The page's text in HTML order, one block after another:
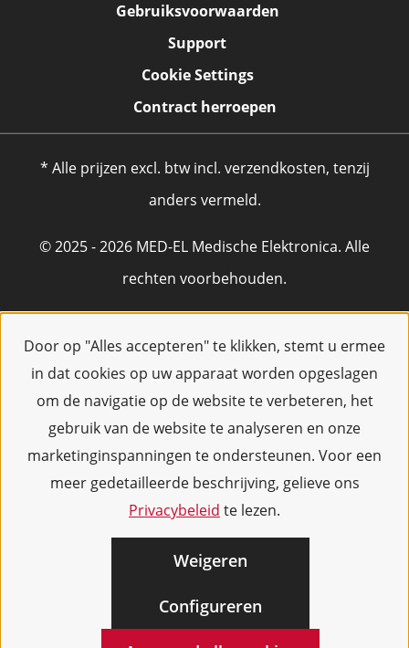
Door op "Alles accepteren" te klikken, stemt u ermee
in dat cookies op uw apparaat worden opgeslagen
om de navigatie op de website te verbeteren, het
gebruik van de website te analyseren en onze
marketinginspanningen te ondersteunen. Voor een
meer gedetailleerde beschrijving, gelieve ons
Privacybeleid te lezen.
Weigeren
Configureren
Gebruiksvoorwaarden
Support
Cookie Settings
Contract herroepen
* Alle prijzen excl. btw incl. verzendkosten, tenzij
anders vermeld.
© 2025 - 2026 MED-EL Medische Elektronica. Alle
rechten voorbehouden.